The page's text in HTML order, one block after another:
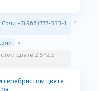
+7(966)777-333-1
цвете 2.5*2.5